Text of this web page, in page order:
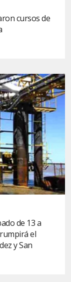
cursos de
de 13 a
el
y San